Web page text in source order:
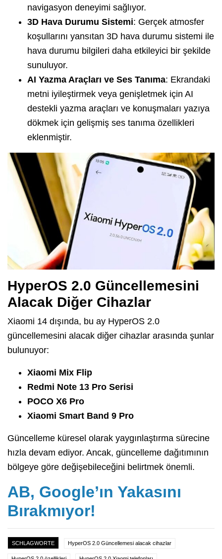
navigasyon deneyimi sağlıyor.
3D Hava Durumu Sistemi: Gerçek atmosfer
koşullarını yansıtan 3D hava durumu sistemi ile
hava durumu bilgileri daha etkileyici bir şekilde
sunuluyor.
AI Yazma Araçları ve Ses Tanıma: Ekrandaki
metni iyileştirmek veya genişletmek için AI
destekli yazma araçları ve konuşmaları yazıya
dökmek için gelişmiş ses tanıma özellikleri
eklenmiştir.
HyperOS 2.0 Güncellemesini
Alacak Diğer Cihazlar
Xiaomi 14 dışında, bu ay HyperOS 2.0
güncellemesini alacak diğer cihazlar arasında şunlar
bulunuyor:
Xiaomi Mix Flip
Redmi Note 13 Pro Serisi
POCO X6 Pro
Xiaomi Smart Band 9 Pro
Güncelleme küresel olarak yaygınlaştırma sürecine
hızla devam ediyor. Ancak, güncelleme dağıtımının
bölgeye göre değişebileceğini belirtmek önemli.
AB, Google’ın Yakasını
Bırakmıyor!
SCHLAGWORTE HyperOS 2.0 Güncellemesi alacak cihazlar